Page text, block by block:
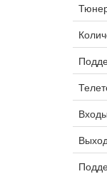
Входы